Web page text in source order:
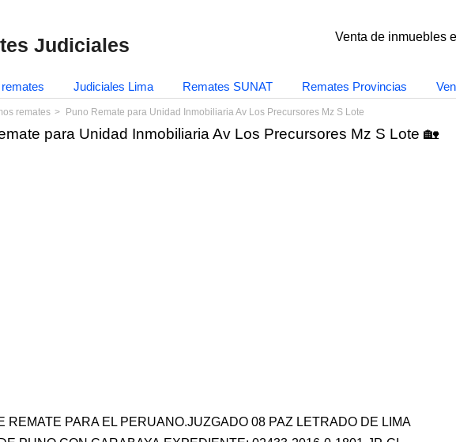
Judiciales Venta de inmuebles
Judiciales Lima Remates SUNAT Remates Provincias
remates Puno Remate para Unidad Inmobiliaria Av Los Precursores Mz S Lote
para Unidad Inmobiliaria Av Los Precursores Mz S Lote 🏡
REMATE PARA EL PERUANO.JUZGADO 08 PAZ LETRADO DE LIMA